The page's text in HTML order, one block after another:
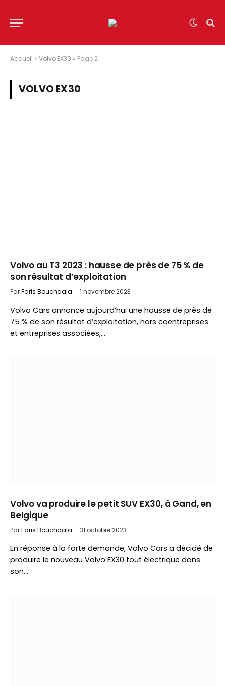
Accueil » Volvo EX30 » Page 2
VOLVO EX30
Volvo au T3 2023 : hausse de près de 75 % de
son résultat d’exploitation
ParFaris Bouchaala 1 novembre 2023
Volvo Cars annonce aujourd’hui une hausse de près de
75 % de son résultat d’exploitation, hors coentreprises
et entreprises associées,…
Volvo va produire le petit SUV EX30, à Gand, en
Belgique
ParFaris Bouchaala 31 octobre 2023
En réponse à la forte demande, Volvo Cars a décidé de
produire le nouveau Volvo EX30 tout électrique dans
son…